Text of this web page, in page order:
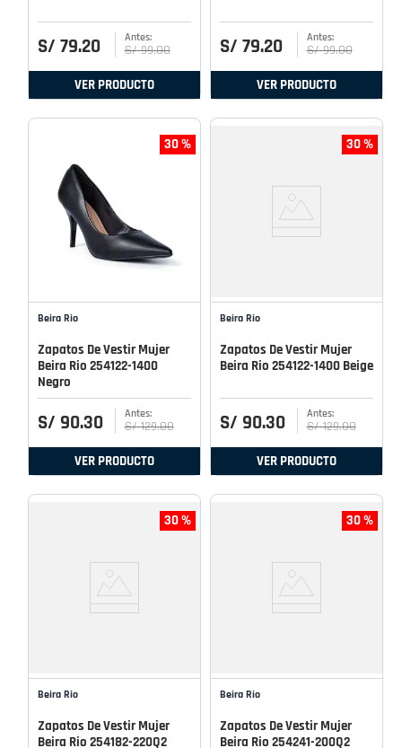
S/ 79.20 S/ 99.00
VER PRODUCTO
S/ 79.20 S/ 99.00
VER PRODUCTO
30 %
Beira Rio
Zapatos De Vestir Mujer
Beira Rio 254122-1400
Negro
S/ 90.30 S/ 129.00
VER PRODUCTO
30 %
Beira Rio
Zapatos De Vestir Mujer
Beira Rio 254122-1400 Beige
S/ 90.30 S/ 129.00
VER PRODUCTO
30 %
Beira Rio
Zapatos De Vestir Mujer
Beira Rio 254182-220Q2
30 %
Beira Rio
Zapatos De Vestir Mujer
Beira Rio 254241-200Q2